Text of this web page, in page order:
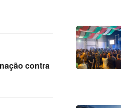
contra